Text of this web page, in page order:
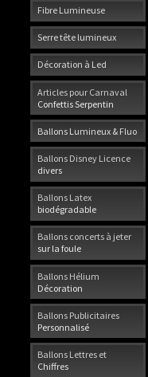
Fibre Lumineuse
Serre tête lumineux
Décoration à Led
Articles pour Carnaval
Confettis Serpentin
Ballons Lumineux & Fluo
Ballons Disney Licence
divers
Ballons Latex
biodégradable
Ballons concerts à jeter
sur la foule
Ballons Hélium
Décoration
Ballons Publicitaires
Personnalisé
Ballons Lettres et
Chiffres